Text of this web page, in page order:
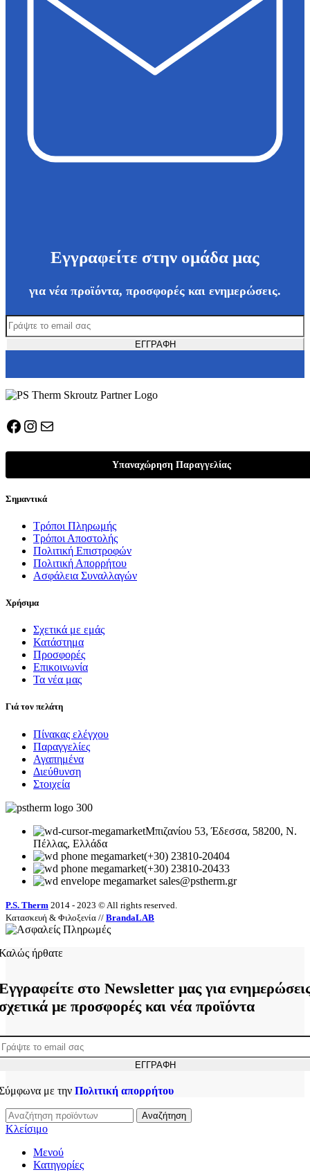
Εγγραφείτε στην ομάδα μας
για νέα προϊόντα, προσφορές και ενημερώσεις.
Facebook
Instagram
Mail
Υπαναχώρηση Παραγγελίας
Σημαντικά
Τρόποι Πληρωμής
Τρόποι Αποστολής
Πολιτική Επιστροφών
Πολιτική Απορρήτου
Ασφάλεια Συναλλαγών
Χρήσιμα
Σχετικά με εμάς
Κατάστημα
Προσφορές
Επικοινωνία
Τα νέα μας
Γιά τον πελάτη
Πίνακας ελέγχου
Παραγγελίες
Αγαπημένα
Διεύθυνση
Στοιχεία
Μπιζανίου 53, Έδεσσα, 58200, Ν.
Πέλλας, Ελλάδα
(+30) 23810-20404
(+30) 23810-20433
sales@pstherm.gr
P.S. Therm 2014 - 2023 © All rights reserved.
Κατασκευή & Φιλοξενία // BrandaLAB
ήρθατε
στο Newsletter μας για
με προσφορές και νέα προϊόντα
με την Πολιτική απορρήτου
Αναζήτηση
Κλείσιμο
Μενού
Κατηγορίες